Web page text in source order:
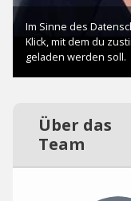
Über das
Team